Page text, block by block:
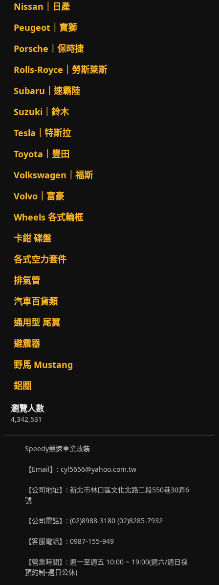
Nissan｜日產
Peugeot｜寶獅
Porsche｜保時捷
Rolls-Royce｜勞斯萊斯
Subaru｜速霸陸
Suzuki｜鈴木
Tesla｜特斯拉
Toyota｜豐田
Volkswagen｜福斯
Volvo｜富豪
Wheels 各式輪框
卡鉗 碟盤
各式空力套件
排氣管
汽車百貨類
通用型 尾翼
避震器
野馬 Mustang
鋁圈
瀏覽人數
4,342,531
Speedy競速車業改裝
【Email】: cyl5656@yahoo.com.tw
【公司地址】: 新北市林口區文化北路二段550巷30弄6
號
【公司電話】: (02)8988-3180 (02)8285-7932
【客服電話】: 0987-155-949
【營業時間】: 週一至週五 10:00 ~ 19:00(週六/週日採
預約制-週日公休)